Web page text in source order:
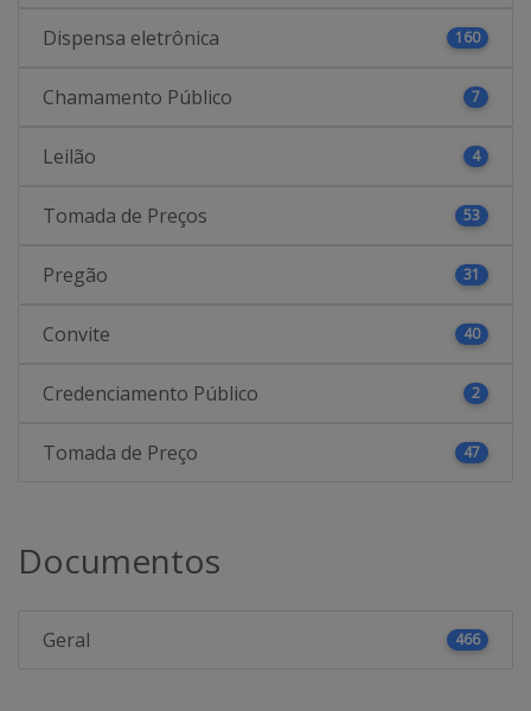
Dispensa eletrônica 160
Chamamento Público 7
Leilão 4
Tomada de Preços 53
Pregão 31
Convite 40
Credenciamento Público 2
Tomada de Preço 47
Documentos
Geral 466